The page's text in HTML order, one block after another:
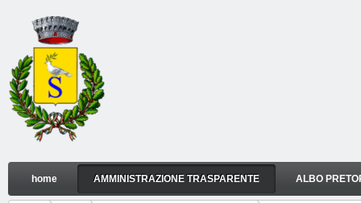
Skip to Content
SOVVENZIONI, CONTRIBUTI, SUSSIDI, VANTAGGI
Navigation
home AMMINISTRAZIONE TRASPARENTE ALBO